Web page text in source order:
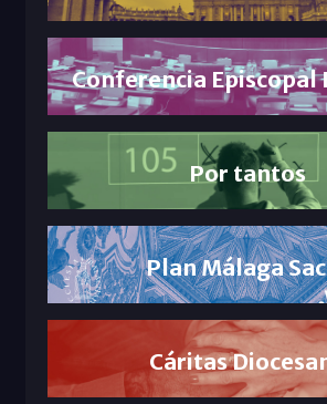
Conferencia Episcopal
Por tantos
Plan Málaga
Cáritas